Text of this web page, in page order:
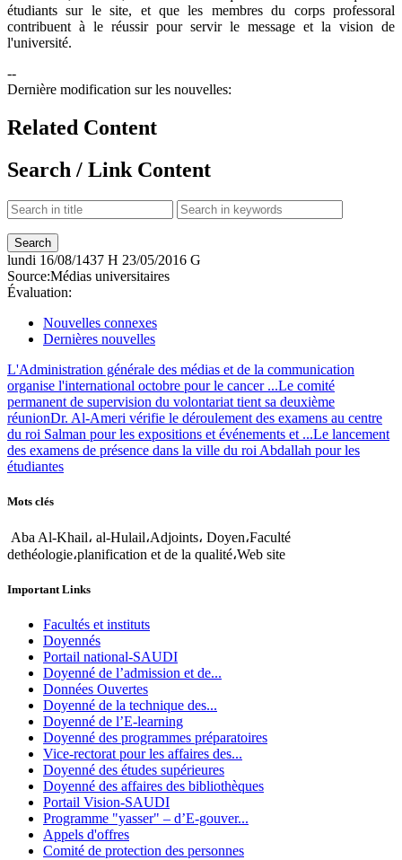
étudiants sur le site, et que les membres du corps professoral
contribuent à le réussir pour servir le message et la vision de
l'université.
--
Dernière modification sur les nouvelles:
Related Content
Search / Link Content
lundi 16/08/1437 H 23/05/2016 G
Source:Médias universitaires
Évaluation:
Nouvelles connexes
Dernières nouvelles
L'Administration générale des médias et de la communication
organise l'international octobre pour le cancer ...Le comité
permanent de supervision du volontariat tient sa deuxième
réunionDr. Al-Ameri vérifie le déroulement des examens au centre
du roi Salman pour les expositions et événements et ...Le lancement
des examens de présence dans la ville du roi Abdallah pour les
étudiantes
Mots clés
Aba Al-Khail، al-Hulail،Adjoints، Doyen،Faculté
dethéologie،planification et de la qualité،Web site
Important Links
Facultés et instituts
Doyennés
Portail national-SAUDI
Doyenné de l’admission et de...
Données Ouvertes
Doyenné de la technique des...
Doyenné de l’E-learning
Doyenné des programmes préparatoires
Vice-rectorat pour les affaires des...
Doyenné des études supérieures
Doyenné des affaires des bibliothèques
Portail Vision-SAUDI
Programme "yasser" – d’E-gouver...
Appels d'offres
Comité de protection des personnes